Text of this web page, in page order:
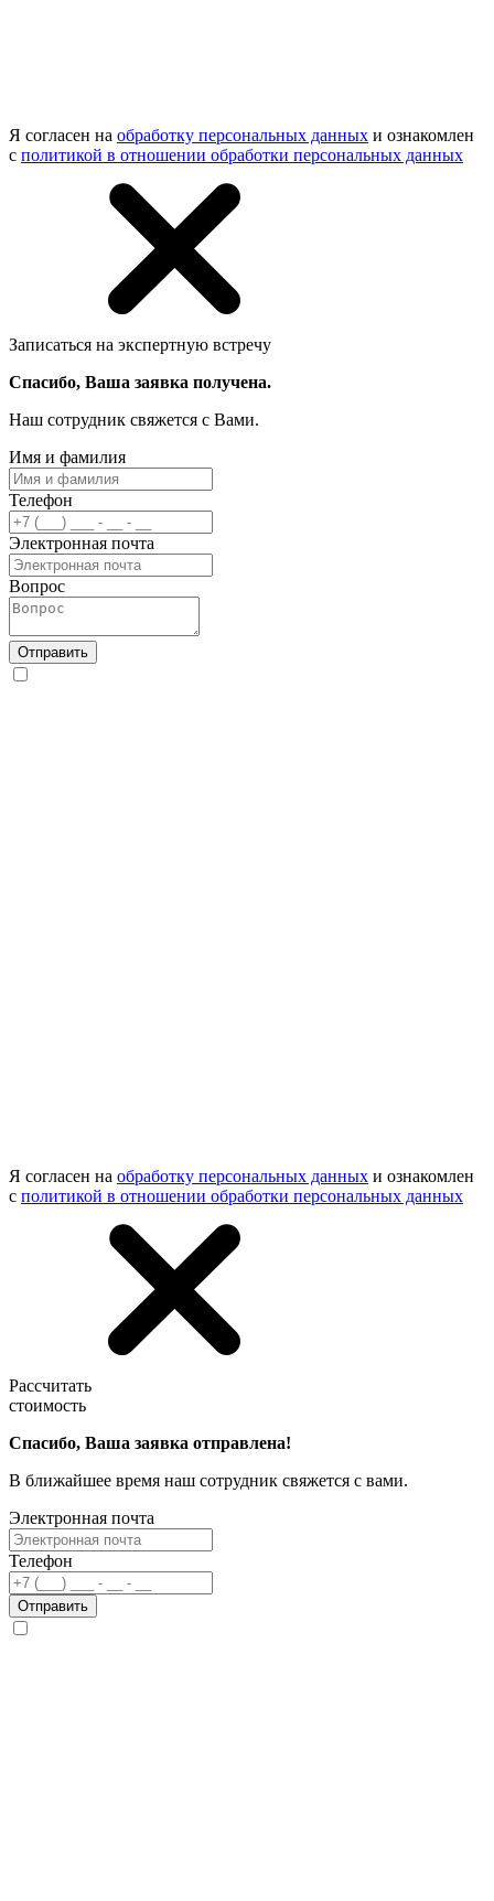
Я согласен на обработку персональных данных и ознакомлен
с политикой в отношении обработки персональных данных
Записаться на экспертную встречу
Спасибо, Ваша заявка получена.
Наш сотрудник свяжется с Вами.
Имя и фамилия
Телефон
Электронная почта
Вопрос
Отправить
Я согласен на обработку персональных данных и ознакомлен
с политикой в отношении обработки персональных данных
Рассчитать
стоимость
Спасибо, Ваша заявка отправлена!
В ближайшее время наш сотрудник свяжется с вами.
Электронная почта
Телефон
Отправить